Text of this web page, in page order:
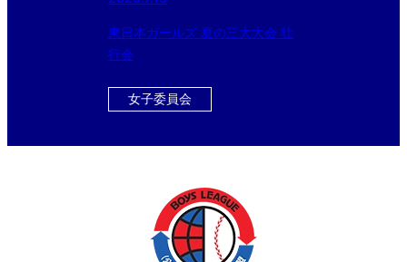
東日本ガールズ 夏の三大大会 壮
行会
女子委員会